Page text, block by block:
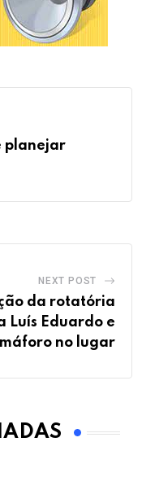
planejar
NEXT POST
da rotatória
Luís Eduardo e
no lugar